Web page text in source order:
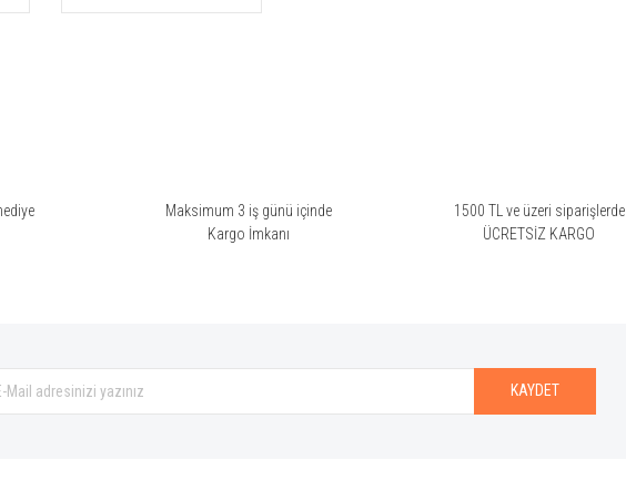
Maksimum 3 iş günü içinde
Kargo İmkanı
1500 TL ve üzeri siparişlerde
ÜCRETSİZ KARGO
KAYDET